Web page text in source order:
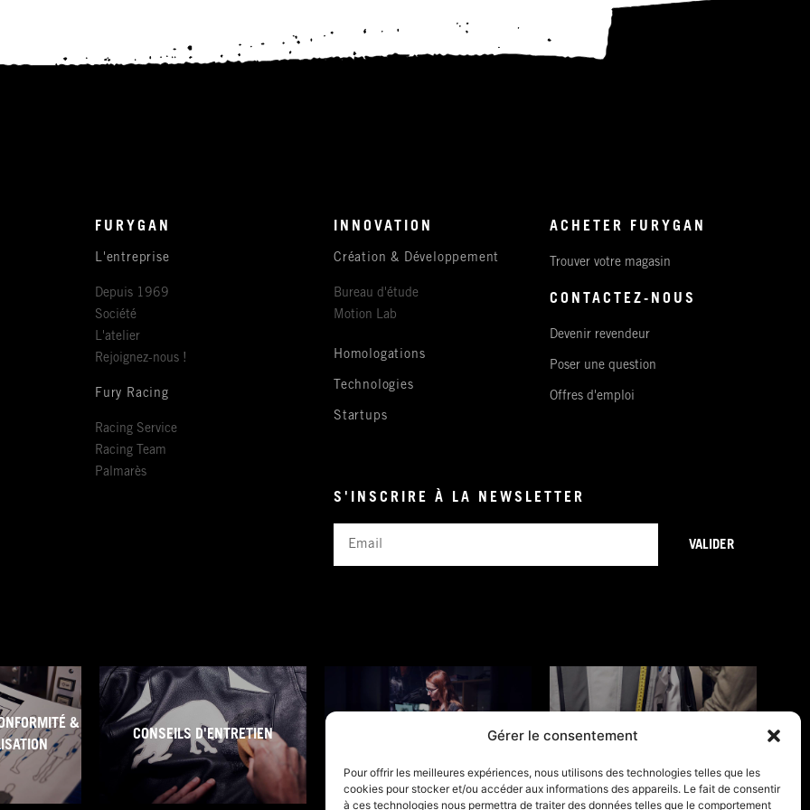
Gérer le consentement
Pour offrir les meilleures expériences, nous utilisons des technologies telles que les
cookies pour stocker et/ou accéder aux informations des appareils. Le fait de consentir
à ces technologies nous permettra de traiter des données telles que le comportement
FURYGAN
L'entreprise
Depuis 1969
Société
L'atelier
Rejoignez-nous !
Fury Racing
Racing Service
Racing Team
Palmarès
INNOVATION
Création & Développement
Bureau d'étude
Motion Lab
Homologations
Technologies
Startups
ACHETER FURYGAN
Trouver votre magasin
CONTACTEZ-NOUS
Devenir revendeur
Poser une question
Offres d'emploi
S'INSCRIRE À LA NEWSLETTER
VALIDER
&
CONSEILS D'ENTRETIEN CONDITIONS DE GARANTIE GUIDES TAILLES